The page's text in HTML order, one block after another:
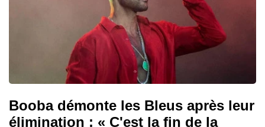
Booba démonte les Bleus après leur
élimination : « C'est la fin de la